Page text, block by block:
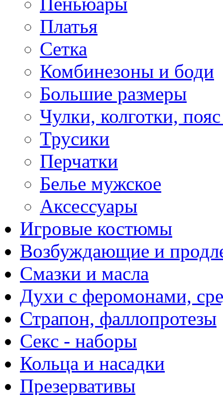
Платья
Сетка
Комбинезоны и боди
Большие размеры
Чулки, колготки,
Трусики
Перчатки
Белье мужское
Аксессуары
Игровые костюмы
Возбуждающие и
Смазки и масла
Духи с феромонами,
Страпон, фаллопротезы
Секс - наборы
Кольца и насадки
Презервативы